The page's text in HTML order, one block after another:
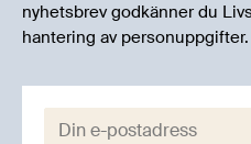
nyhetsbrev godkänner du
hantering av personuppgifter.
E-post: